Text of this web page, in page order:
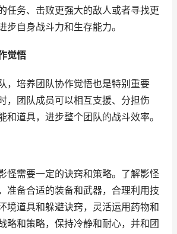
任务、击败更强大的敌人或者寻找更
步自身战斗力和生存能力。
觉悟
，培养团队协作觉悟也是特别重要
，团队成员可以相互支援、分担伤
和道具，进步整个团队的战斗效率。
怪需要一定的诀窍和策略。了解影怪
准备合适的装备和武器，合理利用技
境道具和躲避诀窍，灵活运用药物和
略和策略，保持冷静和耐心，并和团